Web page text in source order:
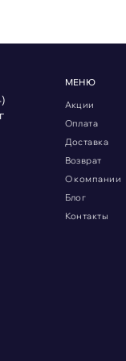
МЕНЮ
Акции
Оплата
Доставка
Возврат
О компании
Блог
Контакты